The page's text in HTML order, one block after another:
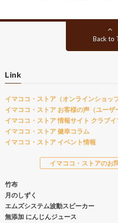
Back to
Link
イマココ・ストア（オンラインショップ
イマココ・ストア お客様の声（ユーザ
イマココ・ストア 情報サイト クラブイ
イマココ・ストア 健幸コラム
イマココ・ストア イベント情報
イマココ・ストアのお
竹布
月のしずく
エムズシステム波動スピーカー
無添加 にんじんジュース